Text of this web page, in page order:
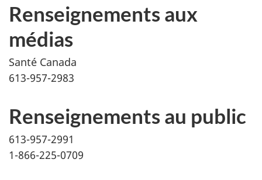
Renseignements aux
médias
Santé Canada
613-957-2983
Renseignements au public
613-957-2991
1-866-225-0709